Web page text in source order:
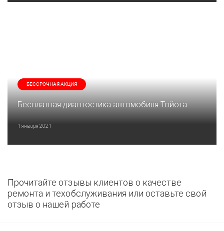
БЕССРОЧНАЯ АКЦИЯ
Бесплатная диагностика автомобиля Тойота
1 января 2021
Прочитайте отзывы клиентов о качестве
ремонта и техобслуживания или оставьте свой
отзыв о нашей работе